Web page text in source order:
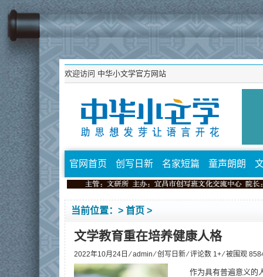
欢迎访问 中华小文学官方网站
官网首页 创写日新 名家短篇 童声朗朗
当前位置：> 首页 >
文学教育重在培养健康人格
2022年10月24日 ⁄admin⁄创写日新⁄ 评论数 1+ ⁄ 被围观
作为具有普遍意义的